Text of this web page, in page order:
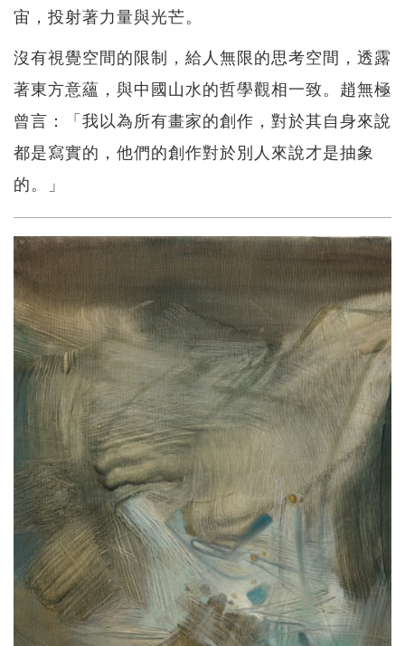
宙，投射著力量與光芒。
沒有視覺空間的限制，給人無限的思考空間，透露
著東方意蘊，與中國山水的哲學觀相一致。趙無極
曾言：「我以為所有畫家的創作，對於其自身來說
都是寫實的，他們的創作對於別人來說才是抽象
的。」